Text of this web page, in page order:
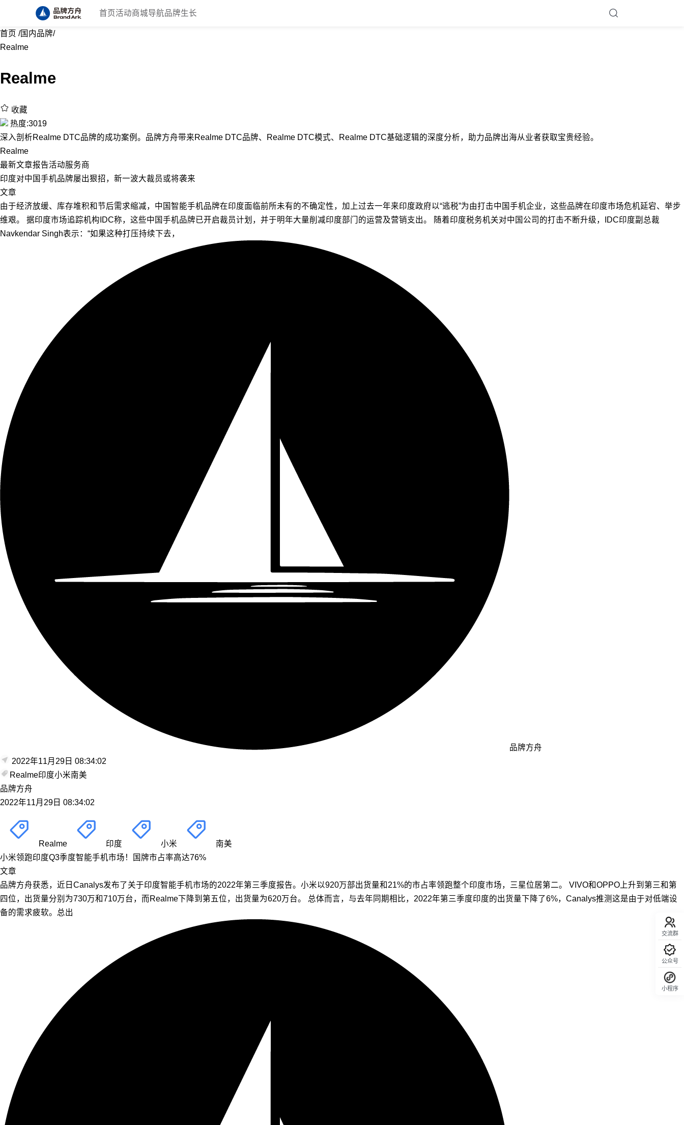
首页 活动商城导航品牌生长
首页 /国内品牌/
Realme
Realme
收藏
热度:3019
深入剖析Realme DTC品牌的成功案例。品牌方舟带来Realme DTC品牌、Realme DTC模式、Realme DTC基础逻辑的深度分析，助力品牌出海从业者获取宝贵经验。
Realme
最新文章报告活动服务商
印度对中国手机品牌屡出狠招，新一波大裁员或将袭来
文章
由于经济放缓、库存堆积和节后需求缩减，中国智能手机品牌在印度面临前所未有的不确定性，加上过去一年来印度政府以“逃税”为由打击中国手机企业，这些品牌在印度市场危机延宕、举步
维艰。 据印度市场追踪机构IDC称，这些中国手机品牌已开启裁员计划，并于明年大量削减印度部门的运营及营销支出。 随着印度税务机关对中国公司的打击不断升级，IDC印度副总裁
Navkendar Singh表示：“如果这种打压持续下去，
品牌方舟
2022年11月29日 08:34:02
Realme印度小米南美
品牌方舟
2022年11月29日 08:34:02
Realme 印度 小米
南美
小米领跑印度Q3季度智能手机市场！国牌市占率高达76%
文章
品牌方舟获悉，近日Canalys发布了关于印度智能手机市场的2022年第三季度报告。小米以920万部出货量和21%的市占率领跑整个印度市场，三星位居第二。 VIVO和OPPO上升到第三和第
四位，出货量分别为730万和710万台，而Realme下降到第五位，出货量为620万台。 总体而言，与去年同期相比，2022年第三季度印度的出货量下降了6%，Canalys推测这是由于对低端设
备的需求疲软。总出
交流群
公众号
小程序